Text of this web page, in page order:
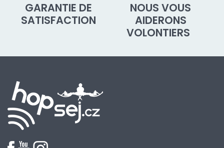
GARANTIE DE
SATISFACTION
NOUS VOUS
AIDERONS
VOLONTIERS